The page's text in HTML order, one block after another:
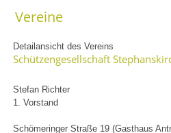
Vereine
Detailansicht des Vereins
Schützengesellschaft
Stefan Richter
1. Vorstand
Schömeringer Straße 19 (Gasthaus